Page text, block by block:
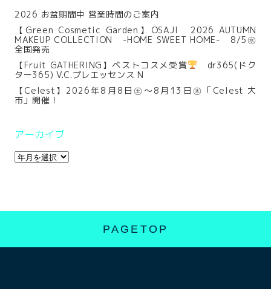
2026 お盆期間中 営業時間のご案内
【Green Cosmetic Garden】OSAJI 2026 AUTUMN
MAKEUP COLLECTION -HOME SWEET HOME- 8/5㊌
全国発売
【Fruit GATHERING】ベストコスメ受賞
dr365(ドク
ター365) V.C.プレエッセンス N
【Celest】2026年8月8日㊏～8月13日㊍「Celest 大
市」開催！
アーカイブ
PAGETOP